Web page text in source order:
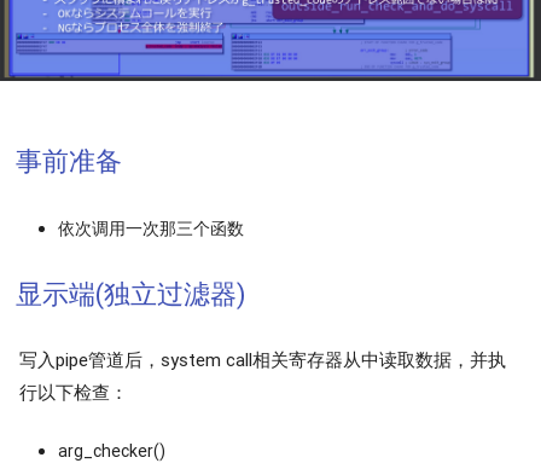
事前准备
依次调用一次那三个函数
显示端(独立过滤器)
写入pipe管道后，system call相关寄存器从中读取数据，并执
行以下检查：
arg_checker()